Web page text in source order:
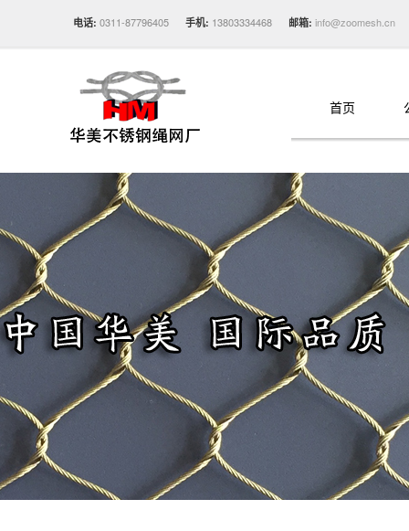
电话: 0311-87796405 手机: 13803334468 邮箱: info@zoomesh.cn
首页